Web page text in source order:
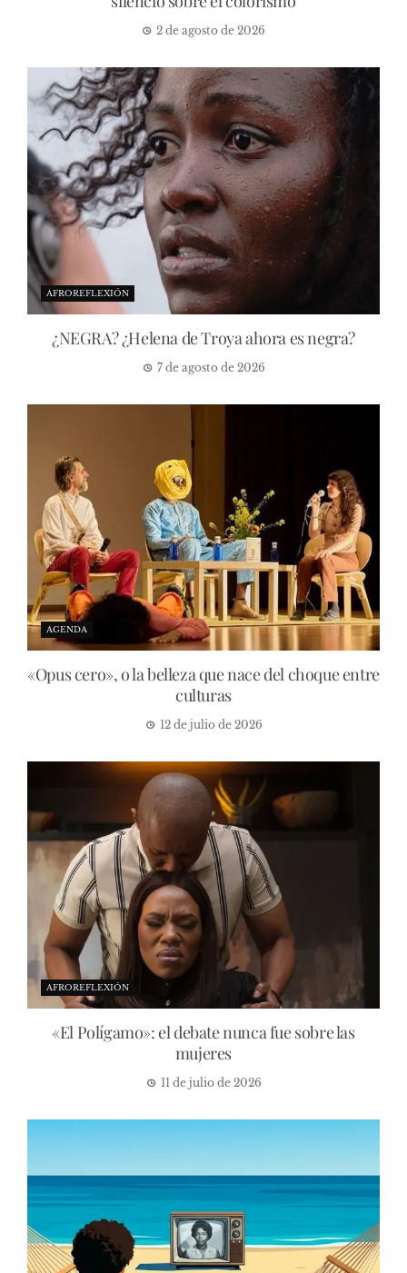
2 de agosto de 2026
AFROREFLEXIÓN
¿NEGRA? ¿Helena de Troya ahora es negra?
7 de agosto de 2026
AGENDA
«Opus cero», o la belleza que nace del choque entre
culturas
12 de julio de 2026
AFROREFLEXIÓN
«El Polígamo»: el debate nunca fue sobre las
mujeres
11 de julio de 2026